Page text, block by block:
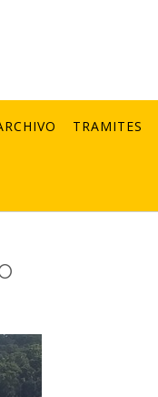
TRAMITES